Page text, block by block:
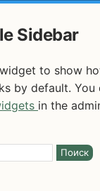
Sidebar
to show
by default. You
in the